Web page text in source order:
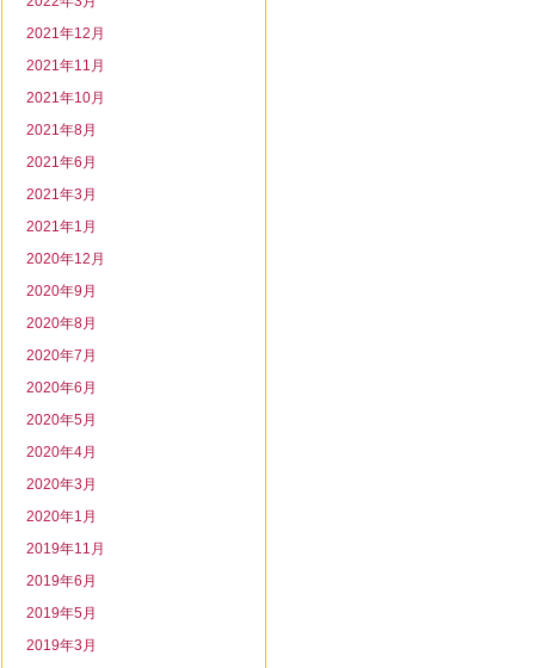
2021年12月
2021年11月
2021年10月
2021年8月
2021年6月
2021年3月
2021年1月
2020年12月
2020年9月
2020年8月
2020年7月
2020年6月
2020年5月
2020年4月
2020年3月
2020年1月
2019年11月
2019年6月
2019年5月
2019年3月